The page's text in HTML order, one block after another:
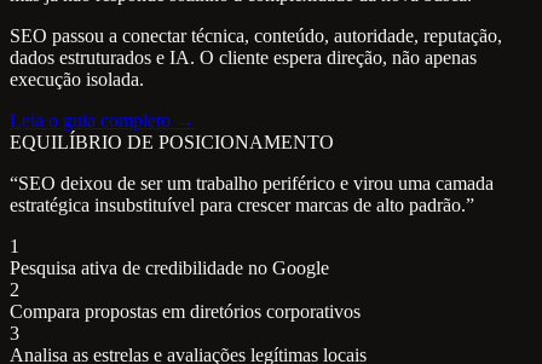
SEO passou a conectar técnica, conteúdo, autoridade, reputação,
dados estruturados e IA. O cliente espera direção, não apenas
execução isolada.
Leia o guia completo →
EQUILÍBRIO DE POSICIONAMENTO
“SEO deixou de ser um trabalho periférico e virou uma camada
estratégica insubstituível para crescer marcas de alto padrão.”
1
Pesquisa ativa de credibilidade no Google
2
Compara propostas em diretórios corporativos
3
Analisa as estrelas e avaliações legítimas locais